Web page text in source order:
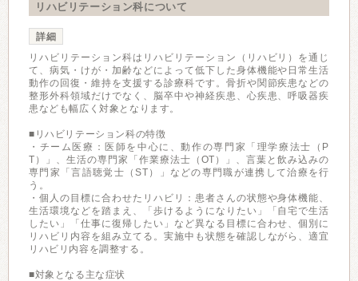
リハビリテーション科について
詳細
リハビリテーション科はリハビリテーション（リハビリ）を通じ
て、病気・けが・加齢などによって低下した身体機能や日常生活
動作の回復・維持を支援する診療科です。骨折や関節疾患などの
整形外科領域だけでなく、脳卒中や神経疾患、心疾患、呼吸器疾
患なども幅広く対象となります。
■リハビリテーション科の特徴
・チーム医療：医師を中心に、動作の専門家「理学療法士（P
T）」、生活の専門家「作業療法士（OT）」、言葉と飲み込みの
専門家「言語聴覚士（ST）」などの専門職が連携して治療を行
う。
・個人の目標に合わせたリハビリ：患者さんの状態や身体機能、
生活環境などを踏まえ、「歩けるようになりたい」「自宅で生活
したい」「仕事に復帰したい」など異なる目標に合わせ、個別に
リハビリ内容を組み立てる。実施中も状態を確認しながら、適宜
リハビリ内容を調整する。
■対象となる主な症状